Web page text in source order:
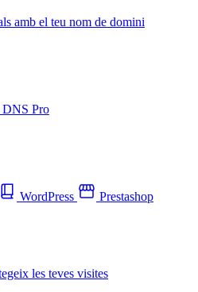
amb el teu nom de domini
DNS Pro
WordPress Prestashop
les teves visites